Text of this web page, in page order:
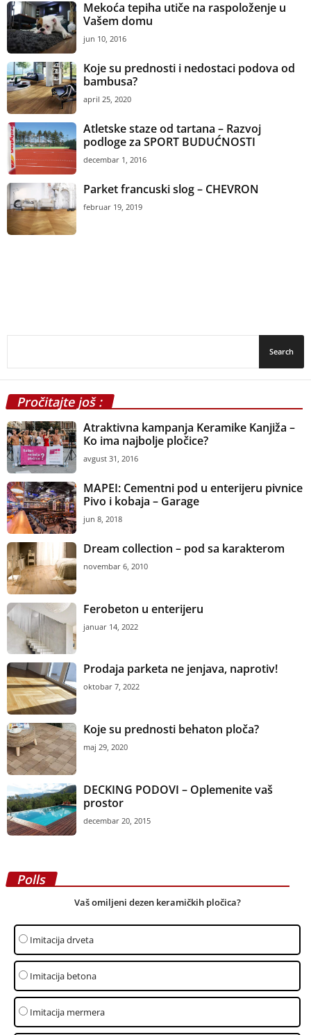
Mekoća tepiha utiče na raspoloženje u
Vašem domu
jun 10, 2016
Koje su prednosti i nedostaci podova od
bambusa?
april 25, 2020
Atletske staze od tartana – Razvoj
podloge za SPORT BUDUĆNOSTI
decembar 1, 2016
Parket francuski slog – CHEVRON
februar 19, 2019
Pročitajte još :
Atraktivna kampanja Keramike Kanjiža –
Ko ima najbolje pločice?
avgust 31, 2016
MAPEI: Cementni pod u enterijeru pivnice
Pivo i kobaja – Garage
jun 8, 2018
Dream collection – pod sa karakterom
novembar 6, 2010
Ferobeton u enterijeru
januar 14, 2022
Prodaja parketa ne jenjava, naprotiv!
oktobar 7, 2022
Koje su prednosti behaton ploča?
maj 29, 2020
DECKING PODOVI – Oplemenite vaš
prostor
decembar 20, 2015
Polls
Vaš omiljeni dezen keramičkih pločica?
Imitacija drveta
Imitacija betona
Imitacija mermera